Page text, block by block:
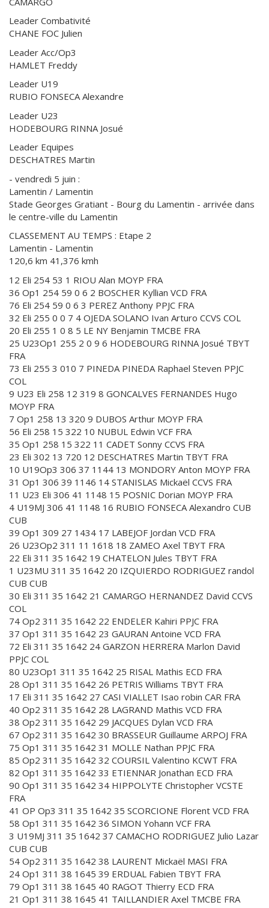
Leader Combativité
CHANE FOC Julien
Leader Acc/Op3
HAMLET Freddy
Leader U19
RUBIO FONSECA Alexandre
Leader U23
HODEBOURG RINNA Josué
Leader Equipes
DESCHATRES Martin
- vendredi 5 juin :
Lamentin / Lamentin
Stade Georges Gratiant - Bourg du Lamentin - arrivée dans
le centre-ville du Lamentin
CLASSEMENT AU TEMPS : Etape 2
Lamentin - Lamentin
120,6 km 41,376 kmh
12 Eli 254 53 1 RIOU Alan MOYP FRA
36 Op1 254 59 0 6 2 BOSCHER Kyllian VCD FRA
76 Eli 254 59 0 6 3 PEREZ Anthony PPJC FRA
32 Eli 255 0 0 7 4 OJEDA SOLANO Ivan Arturo CCVS COL
20 Eli 255 1 0 8 5 LE NY Benjamin TMCBE FRA
25 U23Op1 255 2 0 9 6 HODEBOURG RINNA Josué TBYT
FRA
73 Eli 255 3 010 7 PINEDA PINEDA Raphael Steven PPJC
COL
9 U23 Eli 258 12 319 8 GONCALVES FERNANDES Hugo
MOYP FRA
7 Op1 258 13 320 9 DUBOS Arthur MOYP FRA
56 Eli 258 15 322 10 NUBUL Edwin VCF FRA
35 Op1 258 15 322 11 CADET Sonny CCVS FRA
23 Eli 302 13 720 12 DESCHATRES Martin TBYT FRA
10 U19Op3 306 37 1144 13 MONDORY Anton MOYP FRA
31 Op1 306 39 1146 14 STANISLAS Mickaël CCVS FRA
11 U23 Eli 306 41 1148 15 POSNIC Dorian MOYP FRA
4 U19MJ 306 41 1148 16 RUBIO FONSECA Alexandro CUB
CUB
39 Op1 309 27 1434 17 LABEJOF Jordan VCD FRA
26 U23Op2 311 11 1618 18 ZAMEO Axel TBYT FRA
22 Eli 311 35 1642 19 CHATELON Jules TBYT FRA
1 U23MU 311 35 1642 20 IZQUIERDO RODRIGUEZ randol
CUB CUB
30 Eli 311 35 1642 21 CAMARGO HERNANDEZ David CCVS
COL
74 Op2 311 35 1642 22 ENDELER Kahiri PPJC FRA
37 Op1 311 35 1642 23 GAURAN Antoine VCD FRA
72 Eli 311 35 1642 24 GARZON HERRERA Marlon David
PPJC COL
80 U23Op1 311 35 1642 25 RISAL Mathis ECD FRA
28 Op1 311 35 1642 26 PETRIS Williams TBYT FRA
17 Eli 311 35 1642 27 CASI VIALLET Isao robin CAR FRA
40 Op2 311 35 1642 28 LAGRAND Mathis VCD FRA
38 Op2 311 35 1642 29 JACQUES Dylan VCD FRA
67 Op2 311 35 1642 30 BRASSEUR Guillaume ARPOJ FRA
75 Op1 311 35 1642 31 MOLLE Nathan PPJC FRA
85 Op2 311 35 1642 32 COURSIL Valentino KCWT FRA
82 Op1 311 35 1642 33 ETIENNAR Jonathan ECD FRA
90 Op1 311 35 1642 34 HIPPOLYTE Christopher VCSTE
FRA
41 OP Op3 311 35 1642 35 SCORCIONE Florent VCD FRA
58 Op1 311 35 1642 36 SIMON Yohann VCF FRA
3 U19MJ 311 35 1642 37 CAMACHO RODRIGUEZ Julio Lazar
CUB CUB
54 Op2 311 35 1642 38 LAURENT Mickaël MASI FRA
24 Op1 311 38 1645 39 ERDUAL Fabien TBYT FRA
79 Op1 311 38 1645 40 RAGOT Thierry ECD FRA
21 Op1 311 38 1645 41 TAILLANDIER Axel TMCBE FRA